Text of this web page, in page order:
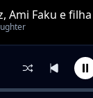
Ami Faku e
& Sipho
Du e